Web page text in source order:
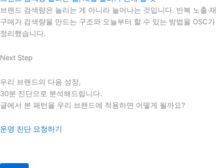
브랜드 검색량은 늘리는 게 아니라 늘어나는 것입니다. 반복 노출·재
구매가 검색량을 만드는 구조와 오늘부터 할 수 있는 방법을 OSC가
정리했습니다.
Next Step
우리 브랜드의 다음 성장,
30분 진단으로 분석해드립니다.
글에서 본 패턴을 우리 브랜드에 적용하면 어떻게 될까요?
운영 진단 요청하기